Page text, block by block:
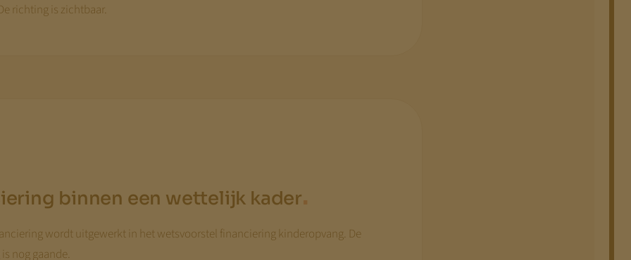
richting is zichtbaar.
binnen een wettelijk kader.
wordt uitgewerkt in het wetsvoorstel financiering kinderopvang. De
nog gaande.